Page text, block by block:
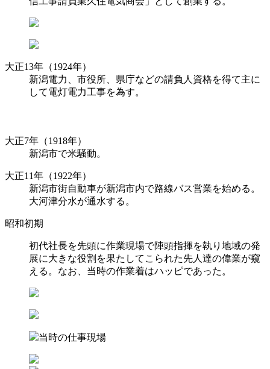
大正13年（1924年）
新潟電力、市役所、県庁などの請負人資格を得て主に
して電灯電力工事を為す。
大正7年（1918年）
新潟市で米騒動。
大正11年（1922年）
新潟市街自動車が新潟市内で路線バス営業を始める。
大河津分水が通水する。
昭和初期
初代社長を先頭に作業現場で陣頭指揮を執り地域の発
展に大きな役割を果たしてこられた先人達の偉業が窺
える。なお、当時の作業着はハッピであった。
当時の仕事現場